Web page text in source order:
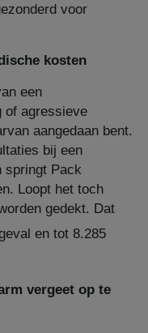
voor
kosten
een
of agressieve
aangedaan bent.
bij een
springt Pack
Loopt het toch
gedekt. Dat
en tot 8.285​
vergeet op te